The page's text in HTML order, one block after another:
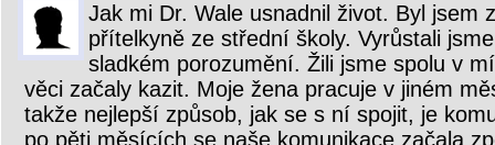
Jak mi Dr. Wale usnadnil život. Byl jsem
přítelkyně ze střední školy. Vyrůstali
sladkém porozumění. Žili jsme spolu v
věci začaly kazit. Moje žena pracuje v jiném
takže nejlepší způsob, jak se s ní spojit, je
po pěti měsících se naše komunikace začala